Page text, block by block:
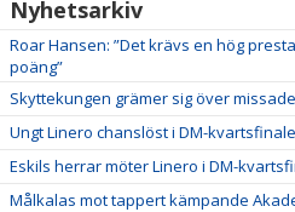
Nyhetsarkiv
Roar Hansen: ”Det krävs en hög
poäng”
Skyttekungen grämer sig över
Ungt Linero chanslöst i DM-
Eskils herrar möter Linero i DM-
Målkalas mot tappert kämpande